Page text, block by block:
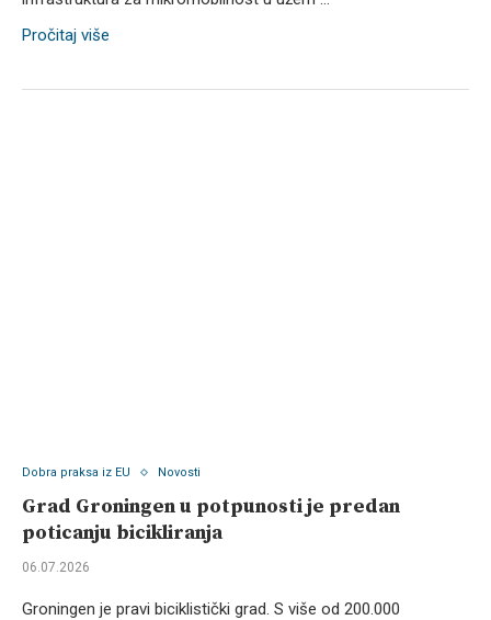
Pročitaj više
Dobra praksa iz EU Novosti
Grad Groningen u potpunosti je predan
poticanju bicikliranja
06.07.2026
Groningen je pravi biciklistički grad. S više od 200.000